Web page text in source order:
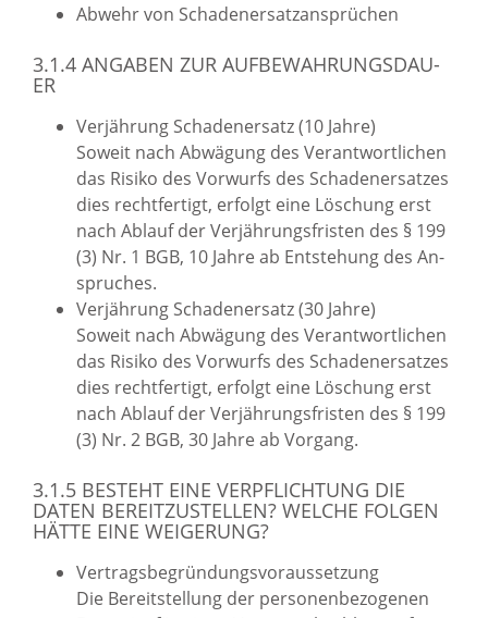
Ab­wehr von Scha­den­er­satz­an­sprü­chen
3.1.4 AN­GA­BEN ZUR AUF­BE­WAH­RUNGS­DAU­
ER
Ver­jäh­rung Scha­den­er­satz (10 Jahre)
So­weit nach Ab­wä­gung des Ver­ant­wort­li­chen
das Ri­si­ko des Vor­wurfs des Scha­den­er­sat­zes
dies recht­fer­tigt, er­folgt eine Lö­schung erst
nach Ab­lauf der Ver­jäh­rungs­fris­ten des § 199
(3) Nr. 1 BGB, 10 Jahre ab Ent­ste­hung des An­
spru­ches.
Ver­jäh­rung Scha­den­er­satz (30 Jahre)
So­weit nach Ab­wä­gung des Ver­ant­wort­li­chen
das Ri­si­ko des Vor­wurfs des Scha­den­er­sat­zes
dies recht­fer­tigt, er­folgt eine Lö­schung erst
nach Ab­lauf der Ver­jäh­rungs­fris­ten des § 199
(3) Nr. 2 BGB, 30 Jahre ab Vor­gang.
3.1.5 BE­STEHT EINE VER­PFLICH­TUNG DIE
DATEN BE­REIT­ZU­STEL­LEN? WEL­CHE FOL­GEN
HÄTTE EINE WEI­GE­RUNG?
Ver­trags­be­grün­dungs­vor­aus­set­zung
Die Be­reit­stel­lung der per­so­nen­be­zo­ge­nen